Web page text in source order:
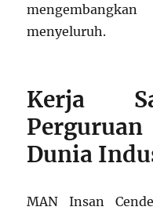
menyeluruh.
Kerja
Dunia
MAN Insan